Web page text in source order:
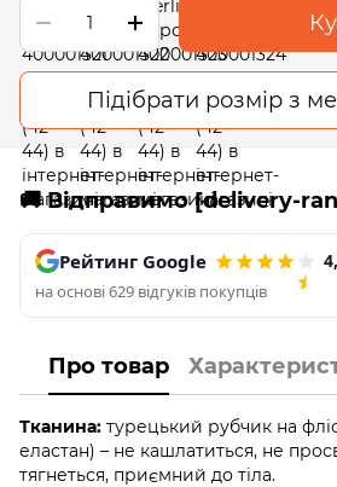
Підібрати розмір з
🚚 Відправимо [delivery-
Рейтинг Google
на основі 629 відгуків покупців
Про товар
Тканина: турецький рубчик на
еластан) – не кашлатиться, не
тягнеться, приємний до тіла.